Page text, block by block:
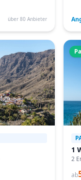
über 80 Anbieter
1
2
ab